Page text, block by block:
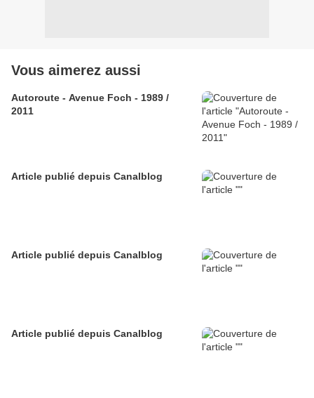
Vous aimerez aussi
Autoroute - Avenue Foch - 1989 /
2011
Article publié depuis Canalblog
Article publié depuis Canalblog
Article publié depuis Canalblog